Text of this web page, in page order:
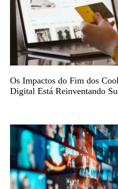
Os Impactos do Fim dos
Digital Está Reinventando